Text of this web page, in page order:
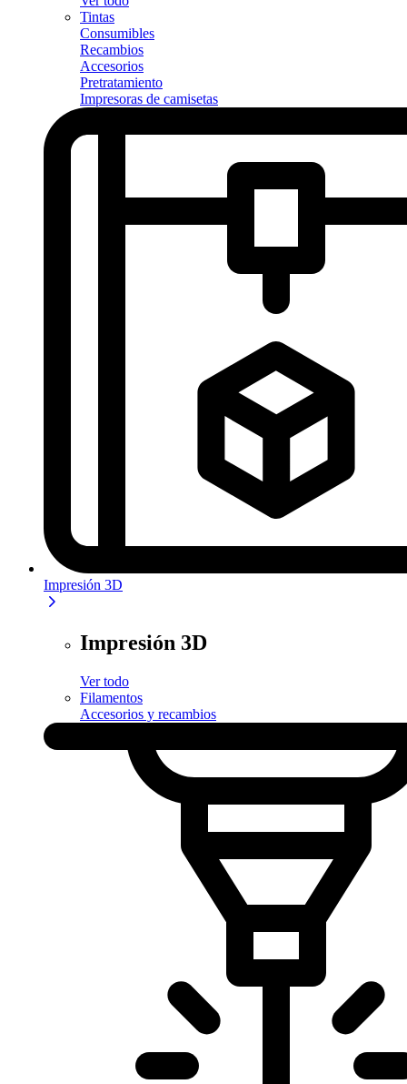
Tintas
Consumibles
Recambios
Accesorios
Pretratamiento
Impresoras de camisetas
Impresión 3D
Impresión 3D
Ver todo
Filamentos
Accesorios y recambios